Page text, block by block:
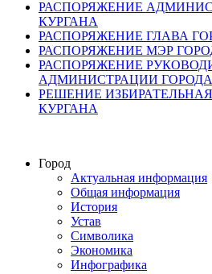
РАСПОРЯЖЕНИЕ
КУРГАНА
РАСПОРЯЖЕНИЕ ГЛАВА
РАСПОРЯЖЕНИЕ МЭР
РАСПОРЯЖЕНИЕ
АДМИНИСТРАЦИИ
РЕШЕНИЕ
КУРГАНА
Город
Актуальная информация
Общая информация
История
Устав
Символика
Экономика
Инфографика